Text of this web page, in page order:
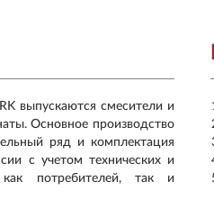
выпускаются смесители и
Основное производство
ряд и комплектация
с учетом технических и
как потребителей, так и